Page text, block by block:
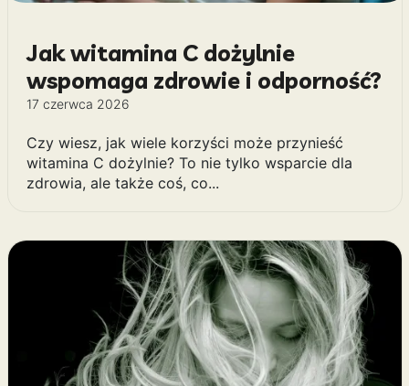
Jak witamina C dożylnie
wspomaga zdrowie i odporność?
17 czerwca 2026
Czy wiesz, jak wiele korzyści może przynieść
witamina C dożylnie? To nie tylko wsparcie dla
zdrowia, ale także coś, co...